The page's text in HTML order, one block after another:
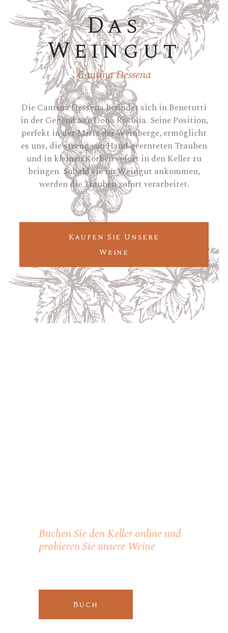
Das
Weingut
Cantina Dessena
Die Cantina Dessena befindet sich in Benetutti
in der Gegend Sa’e Dona Rosulia. Seine Position,
perfekt in der Mitte der Weinberge, ermöglicht
es uns, die streng von Hand geernteten Trauben
und in kleinen Körben sofort in den Keller zu
bringen. Sobald sie im Weingut ankommen,
werden die Trauben sofort verarbeitet.
Kaufen Sie Unsere
Weine
Buchen Sie den Keller online und
probieren Sie unsere Weine
Buch